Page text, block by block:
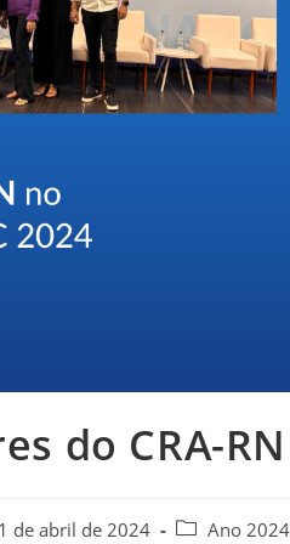
do CRA-
de abril de 2024
Categoria
Ano 2024